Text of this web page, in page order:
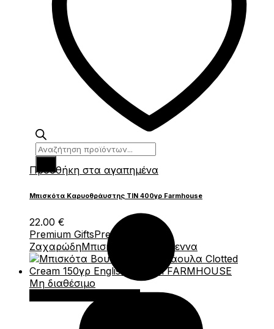
Products
search
Πρόσθήκη στα αγαπημένα
Μπισκότα Καρυοθράυστης ΤΙΝ 400γρ Farmhouse
22.00 €
Premium GiftsPremium
ΖαχαρώδηΜπισκότα Χριστούγεννα
Μη διαθέσιμο